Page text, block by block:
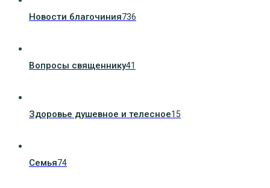
Новости благочиния736
Вопросы священнику41
Здоровье душевное и телесное15
Семья74